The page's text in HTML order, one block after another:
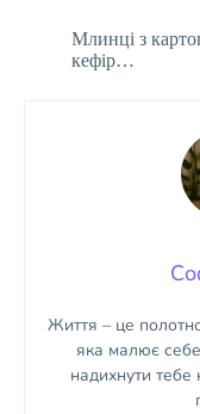
Млинці з
кефір…
Життя – це
яка малює
надихнути тебе